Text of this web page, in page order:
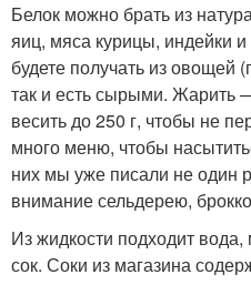
Белок можно брать из
яиц, мяса курицы, индейки
будете получать из овощей
так и есть сырыми. Жарить
весить до 250 г, чтобы не
много меню, чтобы
них мы уже писали не один
внимание сельдерею,
Из жидкости подходит
сок. Соки из магазина